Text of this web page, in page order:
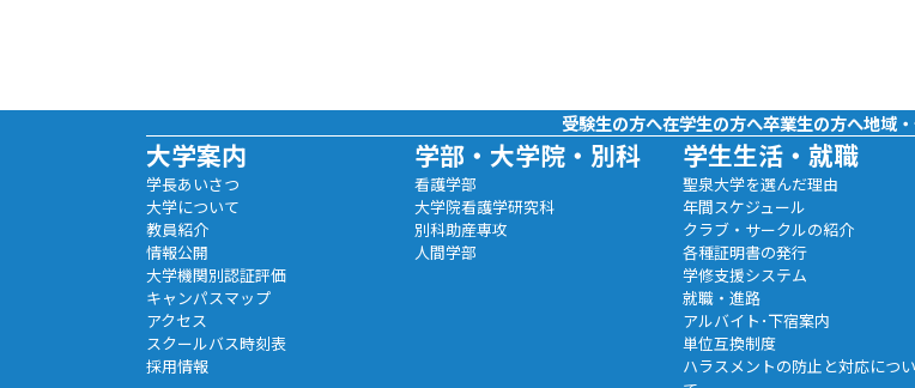
受験生の方へ在学生の方へ卒業生の方へ地域
大学案内
学長あいさつ
大学について
教員紹介
情報公開
大学機関別認証評価
キャンパスマップ
アクセス
スクールバス時刻表
採用情報
学部・大学院・別科
看護学部
大学院看護学研究科
別科助産専攻
人間学部
学生生活・就職
聖泉大学を選んだ理由
年間スケジュール
クラブ・サークルの紹介
各種証明書の発行
学修支援システム
就職・進路
アルバイト･下宿案内
単位互換制度
ハラスメントの防止と対応につい